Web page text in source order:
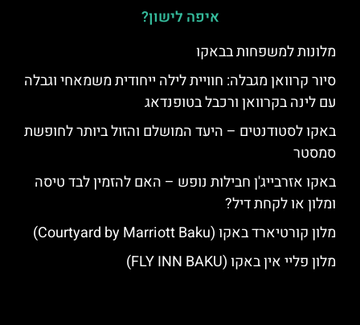
איפה לישון?
מלונות למשפחות בבאקו
סיור קרוואן מגבלה: חוויית לילה ייחודית משמאחי וגבלה
עם לינה בקרוואן ורכבל בטופנדאג
באקו לסטודנטים – היעד המושלם והזול ביותר לחופשת
סמסטר
באקו אזרבייג'ן חבילות נופש – האם להזמין לבד טיסה
ומלון או לקחת דיל?
מלון קורטיארד באקו (Courtyard by Marriott Baku)
מלון פליי אין באקו (FLY INN BAKU)